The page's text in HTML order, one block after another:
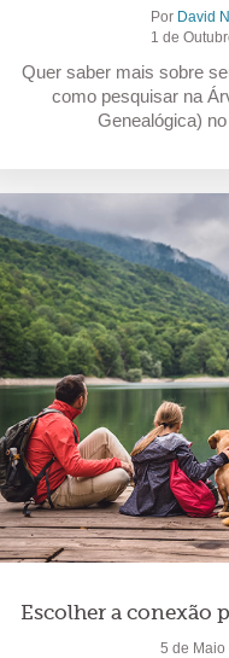
Por David
1 de
Quer saber mais sobre
como pesquisar na
Genealógica)
Escolher a conexão
5 de Maio